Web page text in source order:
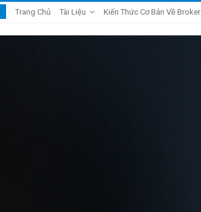
Trang Chủ Tài Liệu Kiến Thức Cơ Bản Về Broker